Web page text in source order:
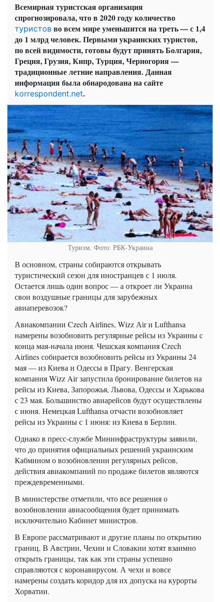
Всемирная туристская организация
спрогнозировала, что в 2020 году количество
туристов во всем мире уменьшится на треть — с 1,4
до 1 млрд человек. Первыми украинских туристов,
по всей видимости, готовы будут принять Болгария,
Греция, Грузия, Кипр, Турция, Черногория —
традиционные летние направления. Данная
информация была обнародована на сайте
korrespondent.net.
Туризм. Фото: РБК-Украина
В основном, страны собираются открывать
туристический сезон для иностранцев с 1 июля.
Остается лишь один вопрос — а откроет ли Украина
свои воздушные границы для зарубежных
авиаперевозок?
Авиакомпании Czech Airlines, Wizz Аіr и Lufthansa
намерены возобновить регулярные рейсы из Украины с
конца мая-начала июня. Чешская компания Czech
Airlines собирается возобновить рейсы из Украины 24
мая — из Киева и Одессы в Прагу. Венгерская
компания Wizz Air запустила бронирование билетов на
рейсы из Киева, Запорожья, Львова, Одессы и Харькова
с 23 мая. Большинство авиарейсов будут осуществлены
с июня. Немецкая Lufthansa отчасти возобновляет
рейсы из Украины с 1 июня: из Киева в Берлин.
Однако в пресс-службе Мининфраструктуры заявили,
что до принятия официальных решений украинским
Кабмином о возобновлении регулярных рейсов,
действия авиакомпаний по продаже билетов являются
преждевременными.
В министерстве отметили, что все решения о
возобновлении авиасообщения будет принимать
исключительно Кабинет министров.
В Европе рассматривают и другие планы по открытию
границ. В Австрии, Чехии и Словакии хотят взаимно
открыть границы, так как эти страны успешно
справляются с коронавирусом. А чехи и вовсе
намерены создать коридор для их допуска на курорты
Хорватии.